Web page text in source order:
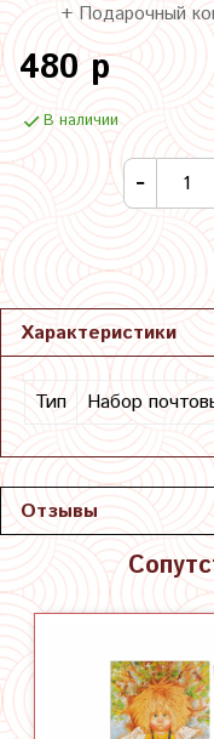
+ Подарочный
480 р
В наличии
Характеристики
Тип Набор
Отзывы